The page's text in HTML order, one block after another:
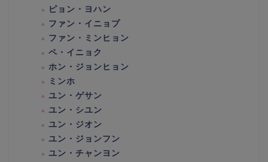
ピョン・ヨハン
ファン・イニョプ
ファン・ミンヒョン
ペ・イニョク
ホン・ジョンヒョン
ミンホ
ユン・ゲサン
ユン・シユン
ユン・ジオン
ユン・ジョンフン
ユン・チャンヨン